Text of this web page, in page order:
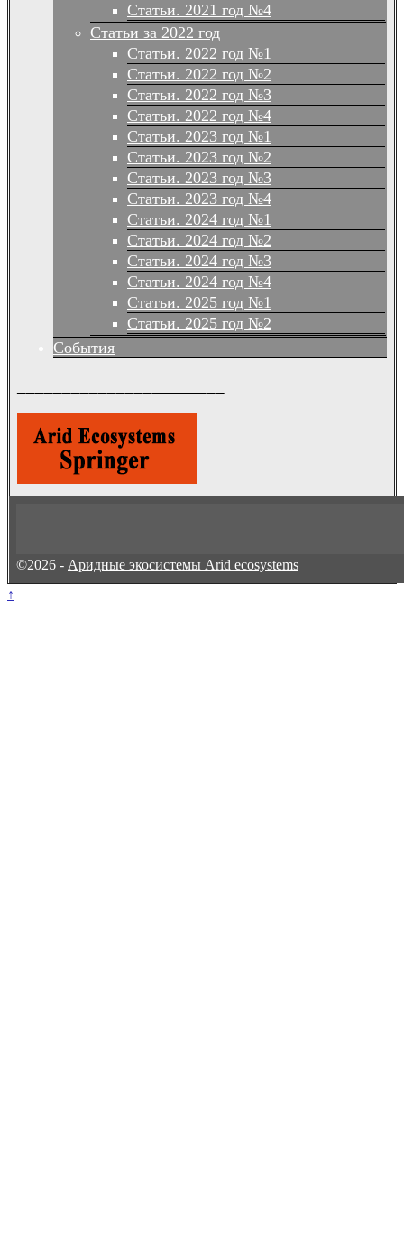
Статьи. 2021 год №4
Статьи за 2022 год
Статьи. 2022 год №1
Статьи. 2022 год №2
Статьи. 2022 год №3
Статьи. 2022 год №4
Статьи. 2023 год №1
Статьи. 2023 год №2
Статьи. 2023 год №3
Статьи. 2023 год №4
Статьи. 2024 год №1
Статьи. 2024 год №2
Статьи. 2024 год №3
Статьи. 2024 год №4
Статьи. 2025 год №1
Статьи. 2025 год №2
События
©2026 - Аридные экосистемы Arid ecosystems
↑